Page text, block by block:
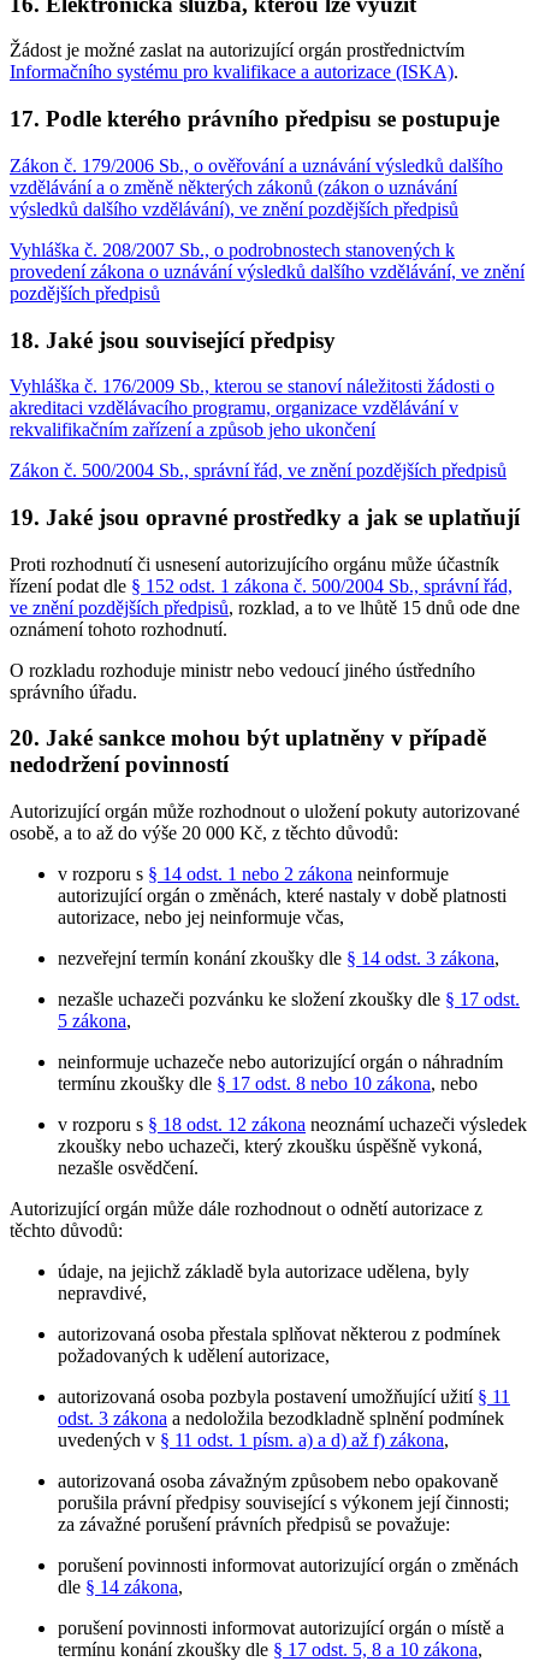
Žádost je možné zaslat na autorizující orgán prostřednictvím
Informačního systému pro kvalifikace a autorizace (ISKA).
17. Podle kterého právního předpisu se postupuje
Zákon č. 179/2006 Sb., o ověřování a uznávání výsledků dalšího
vzdělávání a o změně některých zákonů (zákon o uznávání
výsledků dalšího vzdělávání), ve znění pozdějších předpisů
Vyhláška č. 208/2007 Sb., o podrobnostech stanovených k
provedení zákona o uznávání výsledků dalšího vzdělávání, ve znění
pozdějších předpisů
18. Jaké jsou související předpisy
Vyhláška č. 176/2009 Sb., kterou se stanoví náležitosti žádosti o
akreditaci vzdělávacího programu, organizace vzdělávání v
rekvalifikačním zařízení a způsob jeho ukončení
Zákon č. 500/2004 Sb., správní řád, ve znění pozdějších předpisů
19. Jaké jsou opravné prostředky a jak se uplatňují
Proti rozhodnutí či usnesení autorizujícího orgánu může účastník
řízení podat dle § 152 odst. 1 zákona č. 500/2004 Sb., správní řád,
ve znění pozdějších předpisů, rozklad, a to ve lhůtě 15 dnů ode dne
oznámení tohoto rozhodnutí.
O rozkladu rozhoduje ministr nebo vedoucí jiného ústředního
správního úřadu.
20. Jaké sankce mohou být uplatněny v případě
nedodržení povinností
Autorizující orgán může rozhodnout o uložení pokuty autorizované
osobě, a to až do výše 20 000 Kč, z těchto důvodů:
v rozporu s § 14 odst. 1 nebo 2 zákona neinformuje
autorizující orgán o změnách, které nastaly v době platnosti
autorizace, nebo jej neinformuje včas,
nezveřejní termín konání zkoušky dle § 14 odst. 3 zákona,
nezašle uchazeči pozvánku ke složení zkoušky dle § 17 odst.
5 zákona,
neinformuje uchazeče nebo autorizující orgán o náhradním
termínu zkoušky dle § 17 odst. 8 nebo 10 zákona, nebo
v rozporu s § 18 odst. 12 zákona neoznámí uchazeči výsledek
zkoušky nebo uchazeči, který zkoušku úspěšně vykoná,
nezašle osvědčení.
Autorizující orgán může dále rozhodnout o odnětí autorizace z
těchto důvodů:
údaje, na jejichž základě byla autorizace udělena, byly
nepravdivé,
autorizovaná osoba přestala splňovat některou z podmínek
požadovaných k udělení autorizace,
autorizovaná osoba pozbyla postavení umožňující užití § 11
odst. 3 zákona a nedoložila bezodkladně splnění podmínek
uvedených v § 11 odst. 1 písm. a) a d) až f) zákona,
autorizovaná osoba závažným způsobem nebo opakovaně
porušila právní předpisy související s výkonem její činnosti;
za závažné porušení právních předpisů se považuje:
porušení povinnosti informovat autorizující orgán o změnách
dle § 14 zákona,
porušení povinnosti informovat autorizující orgán o místě a
termínu konání zkoušky dle § 17 odst. 5, 8 a 10 zákona,